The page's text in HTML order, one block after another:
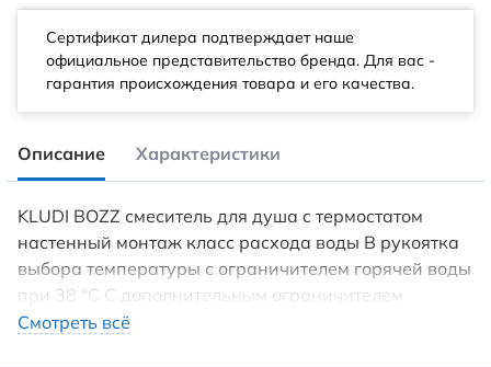
Сертификат дилера подтверждает наше
официальное представительство бренда. Для вас -
гарантия происхождения товара и его качества.
Описание Характеристики
KLUDI BOZZ смеситель для душа с термостатом
настенный монтаж класс расхода воды В рукоятка
выбора температуры с ограничителем горячей воды
при 38 °C С дополнительным ограничителем
температуры 43 ° C запорный вентиль эксцентрики
Смотреть всё